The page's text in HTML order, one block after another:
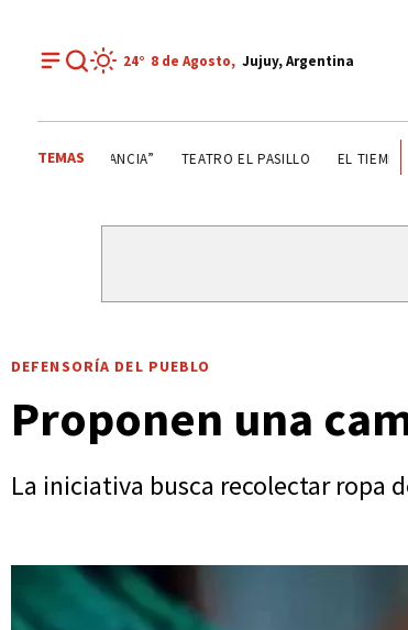
24° 8 de Agosto, Jujuy, Argentina
TEMAS GOBIERNO DE JUJUY LA FIESTA DE LA
DEFENSORÍA DEL PUEBLO
Proponen una
La iniciativa busca recolectar ropa